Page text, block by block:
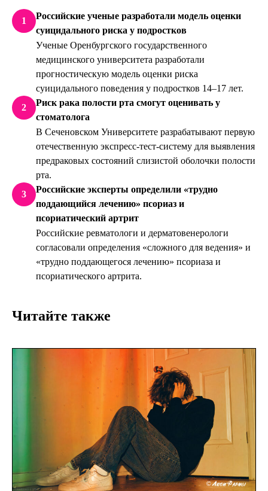
1
Российские ученые разработали модель оценки
суицидального риска у подростков
Ученые Оренбургского государственного
медицинского университета разработали
прогностическую модель оценки риска
суицидального поведения у подростков 14–17 лет.
2
Риск рака полости рта смогут оценивать у
стоматолога
В Сеченовском Университете разрабатывают первую
отечественную экспресс-тест-систему для выявления
предраковых состояний слизистой оболочки полости
рта.
3
Российские эксперты определили «трудно
поддающийся лечению» псориаз и
псориатический артрит
Российские ревматологи и дерматовенерологи
согласовали определения «сложного для ведения» и
«трудно поддающегося лечению» псориаза и
псориатического артрита.
Читайте также